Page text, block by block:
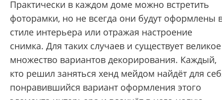
Практически в каждом доме можно встретить
фоторамки, но не всегда они будут оформлены
стиле интерьера или отражая настроение
снимка. Для таких случаев и существует великое
множество вариантов декорирования. Каждый,
кто решил заняться хенд мейдом найдёт для
понравившийся вариант оформления этого